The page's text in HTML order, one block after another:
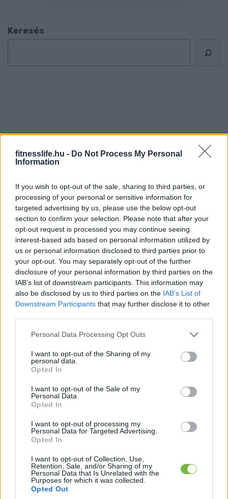
fitnesslife.hu - Do Not Process My Personal
Information
If you wish to opt-out of the sale, sharing to third parties, or
processing of your personal or sensitive information for
targeted advertising by us, please use the below opt-out
section to confirm your selection. Please note that after your
opt-out request is processed you may continue seeing
interest-based ads based on personal information utilized by
us or personal information disclosed to third parties prior to
your opt-out. You may separately opt-out of the further
disclosure of your personal information by third parties on the
IAB’s list of downstream participants. This information may
also be disclosed by us to third parties on the IAB’s List of
Downstream Participants that may further disclose it to other
Please note that this website/app uses one or more Google
not limited to your visit or usage behaviour. You may click to
grant or deny consent to Google and its third-party tags to
use your data for below specified purposes in below Google
consent section.
Personal Data Processing Opt Outs
I want to opt-out of the Sharing of my
personal data.
Opted In
I want to opt-out of the Sale of my
Personal Data.
Opted In
I want to opt-out of processing my
Personal Data for Targeted Advertising.
Opted In
I want to opt-out of Collection, Use,
Retention, Sale, and/or Sharing of my
Personal Data that Is Unrelated with the
Purposes for which it was collected.
Opted Out
Keresés
Ma ezt olvasták a legtöbben:
Így kell fogyni változó korban!
Mit szabad enni este 6 után?
5 diétásnak hitt étel, ami valójában csak kilókat
pakol Rád!
Így lehet kockahasad úszógumi helyett
Egy nullkalóriás zöldség, ami nagyon jól
variálható és igazán egészséges
A 63 éves Elizabeth, akin nem fog az
idő – A teste akár egy 30 évesé, és
úgy is érzi magát